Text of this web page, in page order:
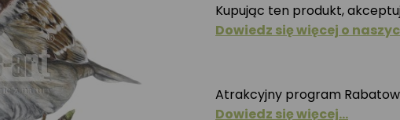
Kupując ten produkt,
Dowiedz się więcej o
Atrakcyjny program
Dowiedz się więcej…